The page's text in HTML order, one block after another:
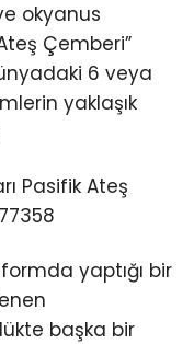
okyanus
Çemberi”
6 veya
yaklaşık
yaptığı bir
başka bir